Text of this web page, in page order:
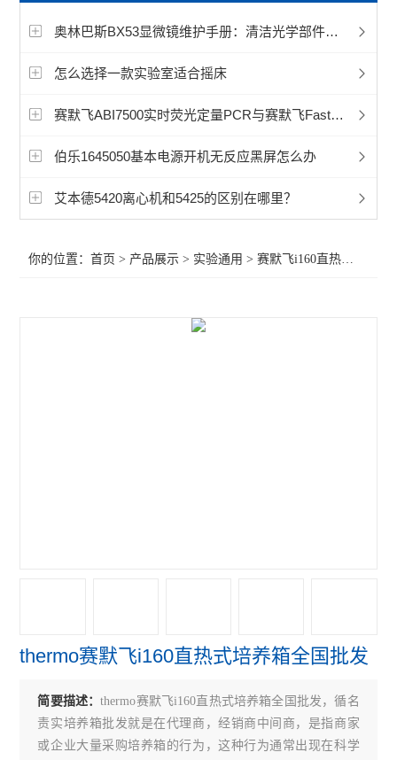
赛默飞程控降温仪冷冻机
艾本德5702离心机
艾本德5430微量离心机
艾本德5810微量离心机
赛默飞Sorvall LYNX 6000 离心机
赛默飞ST4R冷冻离心机
赛默飞ST4离心机
赛默飞Micro21R冷冻离心机
奥林巴斯BX53显微镜维护手册：清洁光学部件与延长设备寿命的秘诀
怎么选择一款实验室适合摇床
赛默飞ABI7500实时荧光定量PCR与赛默飞Fast对比分析
伯乐1645050基本电源开机无反应黑屏怎么办
艾本德5420离心机和5425的区别在哪里？
你的位置：首页 > 产品展示 > 实验通用 >赛默飞i160直热式CO2培养箱
thermo赛默飞i160直热式培养箱全国批发
简要描述：thermo赛默飞i160直热式培养箱全国批发，循名
责实培养箱批发就是在代理商，经销商中间商，是指商家
或企业大量采购培养箱的行为，这种行为通常出现在科学